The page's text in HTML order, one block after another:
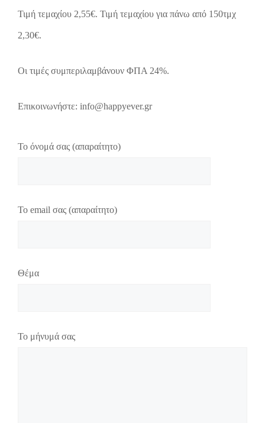
Τιμή τεμαχίου 2,55€. Τιμή τεμαχίου για πάνω από 150τμχ
2,30€.
Οι τιμές συμπεριλαμβάνουν ΦΠΑ 24%.
Επικοινωνήστε: info@happyever.gr
Το όνομά σας (απαραίτητο)
Το email σας (απαραίτητο)
Θέμα
Το μήνυμά σας